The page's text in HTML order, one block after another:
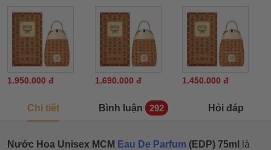
1.950.000 đ 1.690.000 đ 1.450.000 đ
Chi tiết Bình luận 292 Hỏi đáp
Nước Hoa Unisex MCM Eau De Parfum (EDP) 75ml
là